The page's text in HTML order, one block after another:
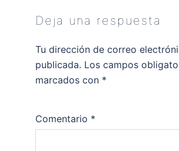
Deja una respuesta
Tu dirección de correo
publicada. Los campos
marcados con *
Comentario *